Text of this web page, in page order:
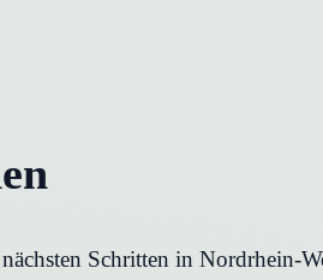
Schritten in Nordrhein-